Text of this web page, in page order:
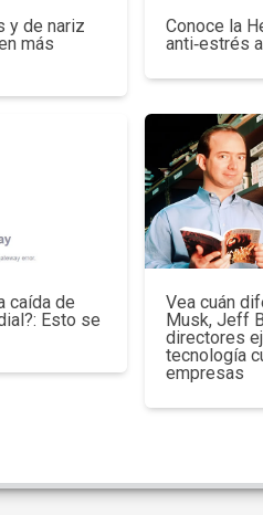
y de nariz
más
Conoce la
anti‑estrés
caída de
Esto se
Vea cuán
Musk, Jeff
directores
tecnología
empresas